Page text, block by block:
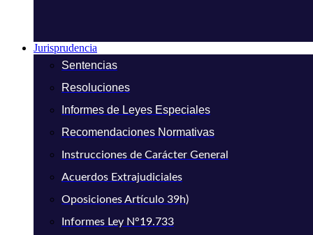
Jurisprudencia
Sentencias
Resoluciones
Informes de Leyes Especiales
Recomendaciones Normativas
Instrucciones de Carácter General
Acuerdos Extrajudiciales
Oposiciones Artículo 39h)
Informes Ley N°19.733